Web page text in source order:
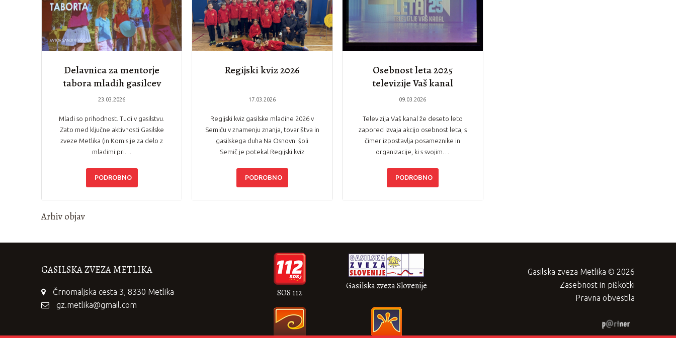
Delavnica za mentorje
tabora mladih gasilcev
GZM
23.03.2026
Mladi so prihodnost. Tudi v gasilstvu.
Zato med ključne aktivnosti Gasilske
zveze Metlika (in Komisije za delo z
mladimi pri…
PODROBNO
Regijski kviz 2026
17.03.2026
Regijski kviz gasilske mladine 2026 v
Semiču v znamenju znanja, tovarištva in
gasilskega duha Na Osnovni šoli
Semič je potekal Regijski kviz
PODROBNO
Osebnost leta 2025
televizije Vaš kanal
09.03.2026
Televizija Vaš kanal že deseto leto
zapored izvaja akcijo osebnost leta, s
čimer izpostavlja posameznike in
organizacije, ki s svojim…
PODROBNO
Arhiv objav
GASILSKA ZVEZA METLIKA
Črnomaljska cesta 3, 8330 Metlika
gz.metlika@gmail.com
SOS 112
Gasilska zveza Slovenije
Gasilska zveza Metlika © 2026
Zasebnost in piškotki
Pravna obvestila